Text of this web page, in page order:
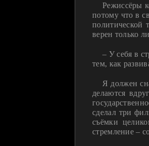
Режиссёры
потому что в
политической
верен только
– У себя в
тем, как
Я должен
делаются
сделал три
съёмки
стремление –